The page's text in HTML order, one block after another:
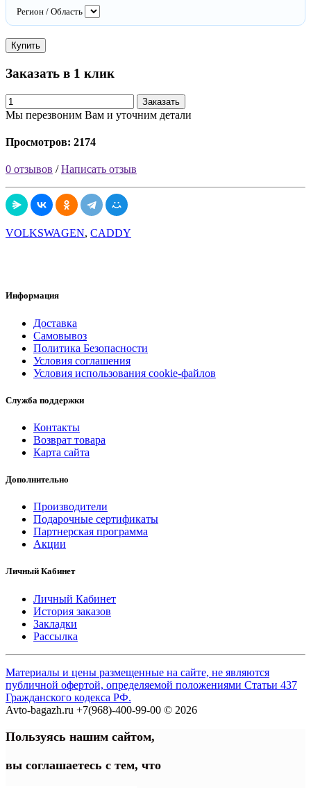
Регион / Область
Купить
Заказать в 1 клик
Заказать
Мы перезвоним Вам и уточним детали
Просмотров: 2174
0 отзывов /Написать отзыв
VOLKSWAGEN, CADDY
Информация
Доставка
Самовывоз
Политика Безопасности
Условия соглашения
Условия использования cookie-файлов
Служба поддержки
Контакты
Возврат товара
Карта сайта
Дополнительно
Производители
Подарочные сертификаты
Партнерская программа
Акции
Личный Кабинет
Личный Кабинет
История заказов
Закладки
Рассылка
Материалы и цены размещенные на сайте, не являются
публичной офертой, определяемой положениями Статьи 437
Гражданского кодекса РФ.
Avto-bagazh.ru +7(968)-400-99-00 © 2026
Пользуясь нашим сайтом,
вы соглашаетесь с тем, что